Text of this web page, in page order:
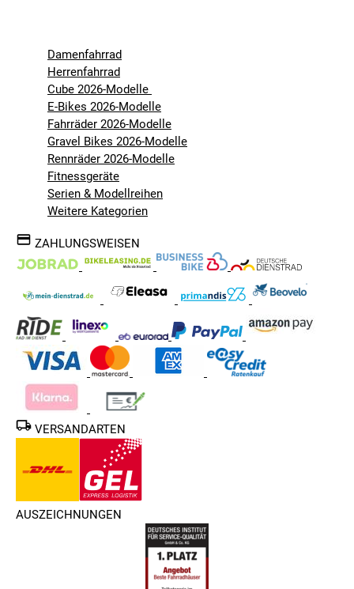
Damenfahrrad
Herrenfahrrad
Cube 2026-Modelle
E-Bikes 2026-Modelle
Fahrräder 2026-Modelle
Gravel Bikes 2026-Modelle
Rennräder 2026-Modelle
Fitnessgeräte
Serien & Modellreihen
Weitere Kategorien
ZAHLUNGSWEISEN
VERSANDARTEN
AUSZEICHNUNGEN